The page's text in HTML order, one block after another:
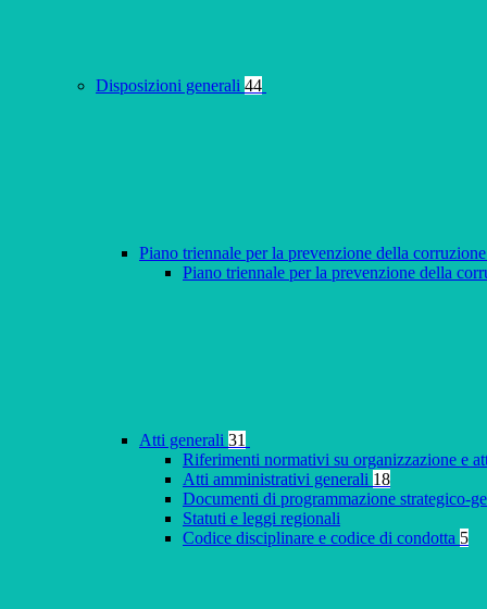
Disposizioni generali 44
Piano triennale per la prevenzione della
Piano triennale per la prevenzione della
Atti generali 31
Riferimenti normativi su organizzazione e
Atti amministrativi generali 18
Documenti di programmazione strategico-
Statuti e leggi regionali
Codice disciplinare e codice di condotta 5